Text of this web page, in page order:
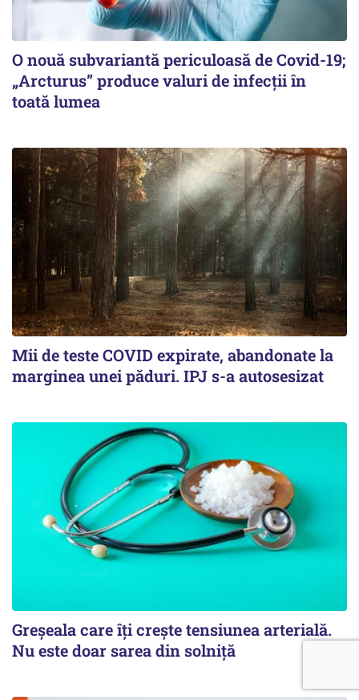
O nouă subvariantă periculoasă de Covid-19;
„Arcturus” produce valuri de infecții în
toată lumea
Mii de teste COVID expirate, abandonate la
marginea unei păduri. IPJ s-a autosesizat
Greșeala care îți crește tensiunea arterială.
Nu este doar sarea din solniță